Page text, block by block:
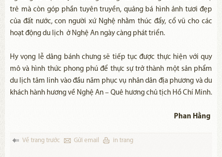
trẻ mà còn góp phần tuyên truyền, quảng bá hình ảnh tươi đẹp
của đất nước, con người xứ Nghệ nhằm thúc đẩy, cổ vũ cho các
hoạt động du lịch ở Nghệ An ngày càng phát triển.
Hy vọng lễ dâng bánh chưng sẽ tiếp tục được thực hiện với quy
mô và hình thức phong phú để thực sự trở thành một sản phẩm
du lịch tâm linh vào đầu năm phục vụ nhân dân địa phương và du
khách hành hương về Nghệ An – Quê hương chủ tịch Hồ Chí Minh.
Phan Hằng
Về trang trước Gửi email in trang